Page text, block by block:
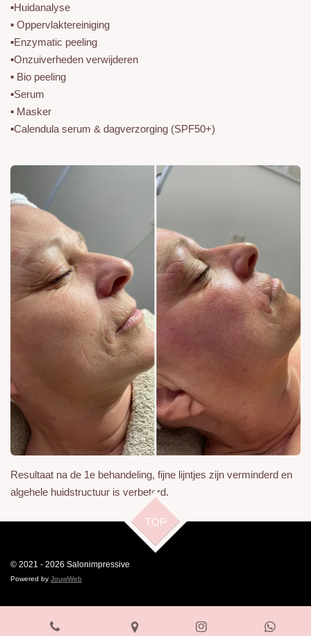
▪️Huidanalyse
▪️ Oppervlaktereiniging
▪️Enzymatic peeling
▪️Onzuiverheden verwijderen
▪️ Bio peeling
▪️Serum
▪️ Masker
▪️Calendula serum & dagverzorging (SPF50+)
Resultaat na de 1e behandeling, fijne lijntjes zijn verminderd en
algehele huidstructuur is verbeterd.
TOP
© 2021 - 2026 Salonimpressive
Powered by JouwWeb